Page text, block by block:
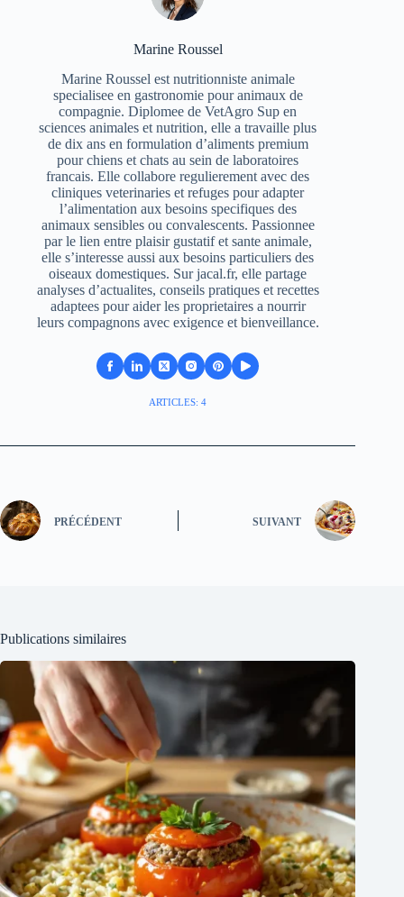
Marine Roussel
Marine Roussel est nutritionniste animale
specialisee en gastronomie pour animaux de
compagnie. Diplomee de VetAgro Sup en
sciences animales et nutrition, elle a travaille plus
de dix ans en formulation d’aliments premium
pour chiens et chats au sein de laboratoires
francais. Elle collabore regulierement avec des
cliniques veterinaries et refuges pour adapter
l’alimentation aux besoins specifiques des
animaux sensibles ou convalescents. Passionnee
par le lien entre plaisir gustatif et sante animale,
elle s’interesse aussi aux besoins particuliers des
oiseaux domestiques. Sur jacal.fr, elle partage
analyses d’actualites, conseils pratiques et recettes
adaptees pour aider les proprietaires a nourrir
leurs compagnons avec exigence et bienveillance.
ARTICLES: 4
PRÉCÉDENT SUIVANT
Publications similaires